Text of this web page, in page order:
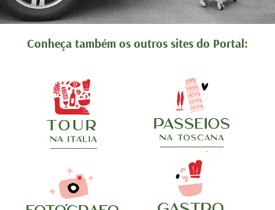
Ótimo trabalho. Podem
contratar sem medo!!!!
Conheça também os outros sites do Portal: